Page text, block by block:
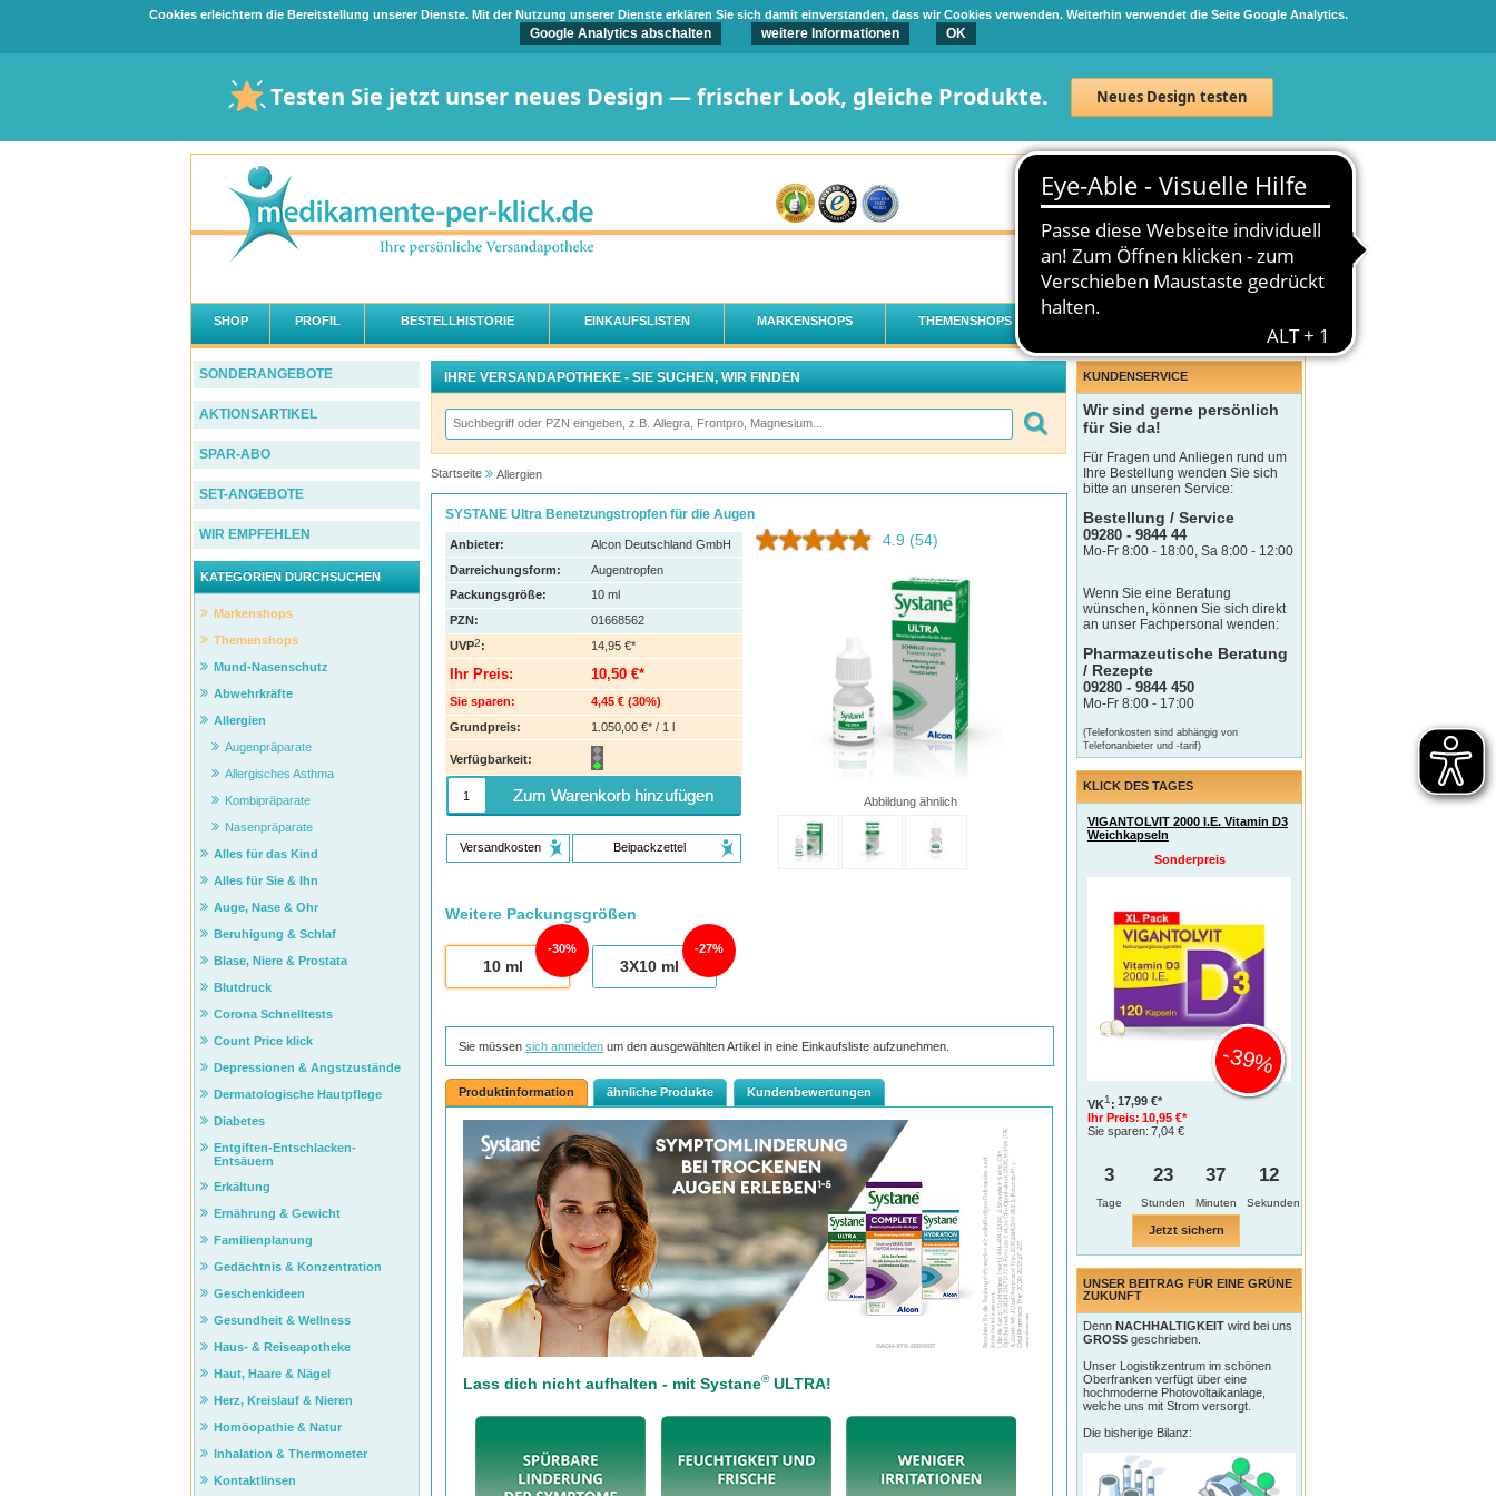
Cookies erleichtern die Bereitstellung unserer Dienste. Mit der Nutzung unserer Dienste erklären Sie sich damit einverstanden, dass wir Cookies verwenden. Weiterhin verwendet die Seite Google Analytics.
Google Analytics abschalten weitere Informationen OK
Testen Sie jetzt unser neues Design — frischer Look, gleiche Produkte. Neues Design testen
Neuanmeldung Anmelden
0 Artikel 0,00 €
SHOP PROFIL BESTELLHISTORIE EINKAUFSLISTEN MARKENSHOPS THEMENSHOPS
IHRE VERSANDAPOTHEKE - SIE SUCHEN, WIR FINDEN
Startseite Allergien
SYSTANE Ultra Benetzungstropfen für die Augen
4.9 (54)
Abbildung ähnlich
Anbieter:
Alcon Deutschland GmbH
Darreichungsform:
Augentropfen
Packungsgröße:
10 ml
PZN:
01668562
UVP2: 14,95 €*
Ihr Preis: 10,50 €*
Sie sparen: 4,45 € (30%)
Grundpreis:
1.050,00 €* / 1 l
Verfügbarkeit:
Zum Warenkorb hinzufügen
Versandkosten Beipackzettel
Weitere Packungsgrößen
10ml
30%
3X10 ml
27%
Sie müssen sich anmeldenum den ausgewählten Artikel in eine Einkaufsliste aufzunehmen.
Produktinformation ähnliche Produkte Kundenbewertungen
Lass dich nicht aufhalten - mit Systane®ULTRA!
SONDERANGEBOTE
AKTIONSARTIKEL
SPAR-ABO
SET-ANGEBOTE
WIR EMPFEHLEN
KATEGORIEN DURCHSUCHEN
Markenshops
Themenshops
Mund-Nasenschutz
Abwehrkräfte
Allergien
Augenpräparate
Allergisches Asthma
Kombipräparate
Nasenpräparate
Alles für das Kind
Alles für Sie & Ihn
Auge, Nase & Ohr
Beruhigung & Schlaf
Blase, Niere & Prostata
Blutdruck
Corona Schnelltests
Count Price klick
Depressionen & Angstzustände
Dermatologische Hautpflege
Diabetes
Entgiften-Entschlacken-
Entsäuern
Erkältung
Ernährung & Gewicht
Familienplanung
Gedächtnis & Konzentration
Geschenkideen
Gesundheit & Wellness
Haus- & Reiseapotheke
Haut, Haare & Nägel
Herz, Kreislauf & Nieren
Homöopathie & Natur
Inhalation & Thermometer
Kontaktlinsen
KUNDENSERVICE
Wir sind gerne persönlich
für Sie da!
Für Fragen und Anliegen rund um
Ihre Bestellung wenden Sie sich
bitte an unseren Service:
Bestellung / Service
09280 - 9844 44
Mo-Fr 8:00 - 18:00, Sa 8:00 - 12:00
Wenn Sie eine Beratung
wünschen, können Sie sich direkt
an unser Fachpersonal wenden:
Pharmazeutische Beratung
/ Rezepte
09280 - 9844 450
Mo-Fr 8:00 - 17:00
(Telefonkosten sind abhängig von
Telefonanbieter und -tarif)
KLICK DES TAGES
VIGANTOLVIT 2000 I.E. Vitamin D3
Weichkapseln
Sonderpreis
VK1 : 17,99 €*
Ihr Preis: 10,95 €*
Sie sparen: 7,04 €
-39%
3
Tage
23 37 12
Jetzt sichern
UNSER BEITRAG FÜR EINE GRÜNE
ZUKUNFT
DennNACHHALTIGKEIT wird bei uns
GROSS geschrieben.
Unser Logistikzentrum im schönen
Oberfranken verfügt über eine
hochmoderne Photovoltaikanlage,
welche uns mit Strom versorgt.
Die bisherige Bilanz: